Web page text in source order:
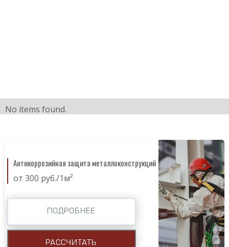
No items found.
Антикоррозийная защита металлоконструкций
от 300 руб./1м²
ПОДРОБНЕЕ
РАССЧИТАТЬ